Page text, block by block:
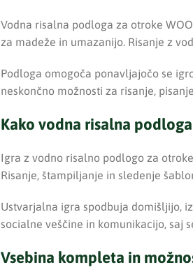
Vodna risalna podloga za otroke
za madeže in umazanijo. Risanje z
Podloga omogoča ponavljajočo se
neskončno možnosti za risanje,
Kako vodna risalna
Igra z vodno risalno podlogo za
Risanje, štampiljanje in sledenje
Ustvarjalna igra spodbuja domišljijo,
socialne veščine in komunikacijo, saj
Vsebina kompleta in